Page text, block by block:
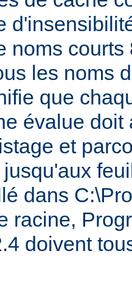
noms courts
les noms
que
évalue doit
et
jusqu'aux
dans
racine,
doivent